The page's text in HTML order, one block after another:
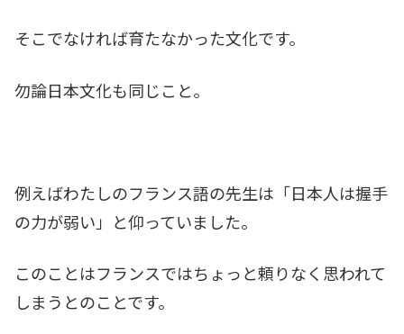
そこでなければ育たなかった文化です。
勿論日本文化も同じこと。
例えばわたしのフランス語の先生は「日本人は握手
の力が弱い」と仰っていました。
このことはフランスではちょっと頼りなく思われて
しまうとのことです。